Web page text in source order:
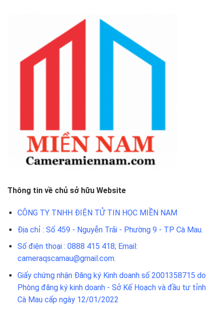
Thông tin về chủ sở hữu Website
CÔNG TY TNHH ĐIỆN TỬ TIN HỌC MIỀN NAM
Địa chỉ : Số 459 - Nguyễn Trãi - Phường 9 - TP Cà Mau.
Số điện thoại : 0888 415 418; Email:
cameraqscamau@gmail.com.
Giấy chứng nhận Đăng ký Kinh doanh số 2001358715 do
Phòng đăng ký kinh doanh - Sở Kế Hoạch và đầu tư tỉnh
Cà Mau cấp ngày 12/01/2022